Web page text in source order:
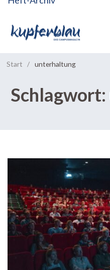
Start / unterhaltung
Schlagwort: